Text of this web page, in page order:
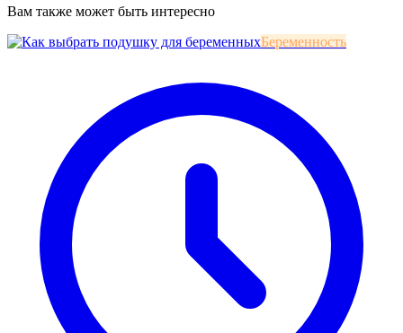
Вам также может быть интересно
Беременность